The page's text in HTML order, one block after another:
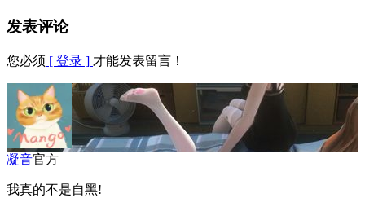
发表评论
您必须 [ 登录 ] 才能发表留言！
凝音官方
我真的不是自黑!